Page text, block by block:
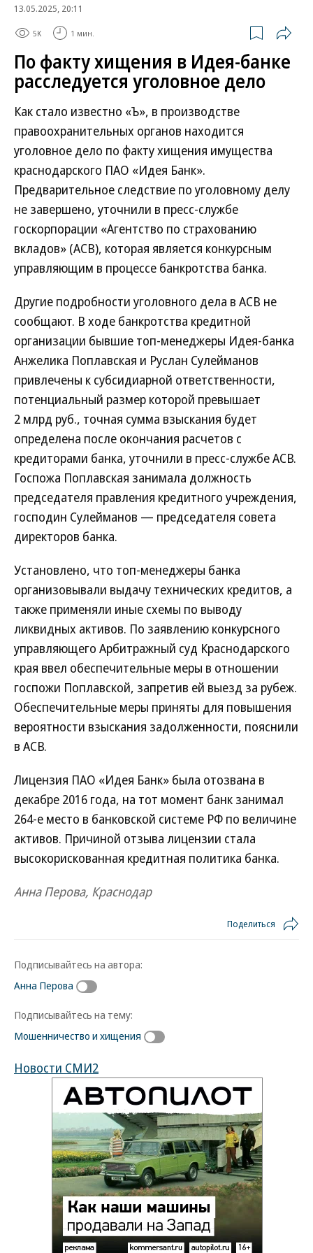
13.05.2025, 20:11
5K 1 мин.
По факту хищения в Идея-банке
расследуется уголовное дело
Как стало известно «Ъ», в производстве
правоохранительных органов находится
уголовное дело по факту хищения имущества
краснодарского ПАО «Идея Банк».
Предварительное следствие по уголовному делу
не завершено, уточнили в пресс-службе
госкорпорации «Агентство по страхованию
вкладов» (АСВ), которая является конкурсным
управляющим в процессе банкротства банка.
Другие подробности уголовного дела в АСВ не
сообщают. В ходе банкротства кредитной
организации бывшие топ-менеджеры Идея-банка
Анжелика Поплавская и Руслан Сулейманов
привлечены к субсидиарной ответственности,
потенциальный размер которой превышает
2 млрд руб., точная сумма взыскания будет
определена после окончания расчетов с
кредиторами банка, уточнили в пресс-службе АСВ.
Госпожа Поплавская занимала должность
председателя правления кредитного учреждения,
господин Сулейманов — председателя совета
директоров банка.
Установлено, что топ-менеджеры банка
организовывали выдачу технических кредитов, а
также применяли иные схемы по выводу
ликвидных активов. По заявлению конкурсного
управляющего Арбитражный суд Краснодарского
края ввел обеспечительные меры в отношении
госпожи Поплавской, запретив ей выезд за рубеж.
Обеспечительные меры приняты для повышения
вероятности взыскания задолженности, пояснили
в АСВ.
Лицензия ПАО «Идея Банк» была отозвана в
декабре 2016 года, на тот момент банк занимал
264-е место в банковской системе РФ по величине
активов. Причиной отзыва лицензии стала
высокорискованная кредитная политика банка.
Анна Перова, Краснодар
Поделиться
Подписывайтесь на автора:
Анна Перова
Подписывайтесь на тему:
Мошенничество и хищения
Новости СМИ2